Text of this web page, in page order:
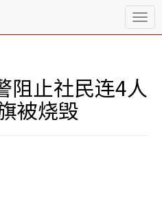
T
o
e
n
阻止社民连4人
被烧毁